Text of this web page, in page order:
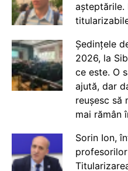
așteptările.
Ședințele
2026, la
ce este. O
ajută, dar
reușesc să
mai rămân
Sorin Ion,